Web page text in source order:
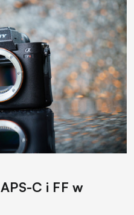
C i FF w